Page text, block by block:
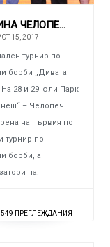
ОБЩИНА ЧЕЛОПЕЧ И ФОНДАЦИЯ „БЪЛГАРЕ“ ОРГАНИЗИР
15, 2017
турнир по
борби „Дивата
На 28 и 29 юли Парк
– Челопеч
на първия по
турнир по
борби, а
на.
549 ПРЕГЛЕЖДАНИЯ